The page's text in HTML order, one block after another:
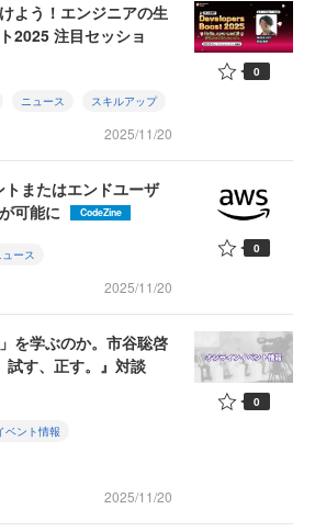
よう！エンジニアの生
2025 注目セッショ
ニュース スキルアップ
2025/11/20
0
またはエンドユーザ
可能に
CodeZine
ュース
2025/11/20
0
を学ぶのか。市谷聡啓
試す、正す。』対談
ベント情報
2025/11/20
0